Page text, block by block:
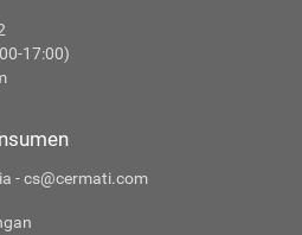
17:00)
- cs@cermati.com